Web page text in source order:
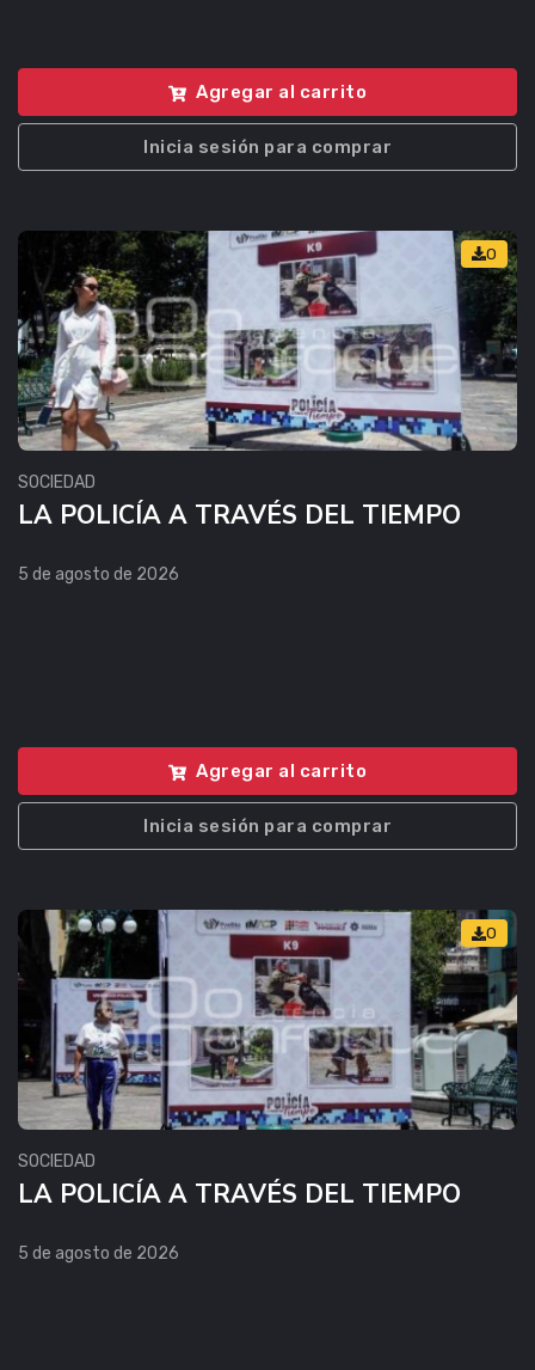
Agregar al carrito
Inicia sesión para comprar
0
SOCIEDAD
LA POLICÍA A TRAVÉS DEL TIEMPO
5 de agosto de 2026
Agregar al carrito
Inicia sesión para comprar
0
SOCIEDAD
LA POLICÍA A TRAVÉS DEL TIEMPO
5 de agosto de 2026